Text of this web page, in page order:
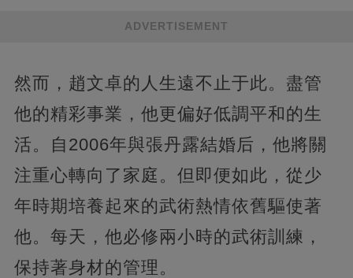
ADVERTISEMENT
然而，趙文卓的人生遠不止于此。盡管
他的精彩事業，他更偏好低調平和的生
活。自2006年與張丹露結婚后，他將關
注重心轉向了家庭。但即便如此，從少
年時期培養起來的武術熱情依舊驅使著
他。每天，他必修兩小時的武術訓練，
保持著身材的管理。